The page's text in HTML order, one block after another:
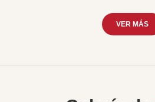
VER MÁS